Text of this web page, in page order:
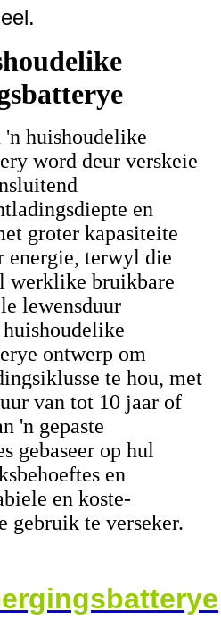
huishoudelike
word deur verskeie
en
groter kapasiteite
energie, terwyl die
werklike bruikbare
lewensduur
ontwerp om
te hou, met
van tot 10 jaar of
'n gepaste
gebaseer op hul
en
en koste-
gebruik te verseker.